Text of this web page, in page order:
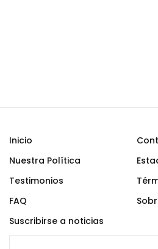
Inicio
Nuestra Política
Testimonios
FAQ
Suscribirse a noticias